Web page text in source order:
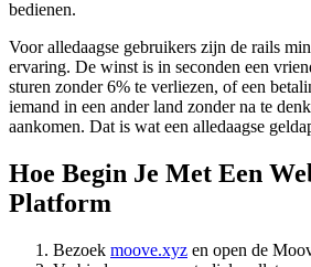
bedienen.
Voor alledaagse gebruikers zijn de rails
ervaring. De winst is in seconden een
sturen zonder 6% te verliezen, of een
iemand in een ander land zonder na te
aankomen. Dat is wat een alledaagse
Hoe Begin Je Met Een
Platform
Bezoek moove.xyz en open de